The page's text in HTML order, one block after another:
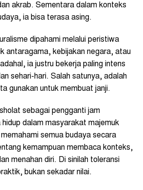
akrab. Sementara dalam konteks
ia bisa terasa asing.
dipahami melalui peristiwa
antaragama, kebijakan negara, atau
ia justru bekerja paling intens
sehari-hari. Salah satunya, adalah
gunakan untuk membuat janji.
sebagai pengganti jam
hidup dalam masyarakat majemuk
semua budaya secara
kemampuan membaca konteks,
menahan diri. Di sinilah toleransi
bukan sekadar nilai.